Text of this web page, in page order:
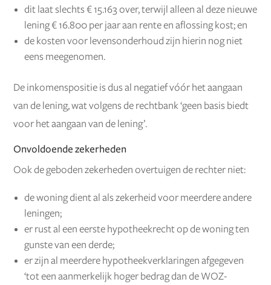
dit laat slechts € 15.163 over, terwijl alleen al deze nieuwe
lening € 16.800 per jaar aan rente en aflossing kost; en
de kosten voor levensonderhoud zijn hierin nog niet
eens meegenomen.
De inkomenspositie is dus al negatief vóór het aangaan
van de lening, wat volgens de rechtbank ‘geen basis biedt
voor het aangaan van de lening’.
Onvoldoende zekerheden
Ook de geboden zekerheden overtuigen de rechter niet:
de woning dient al als zekerheid voor meerdere andere
leningen;
er rust al een eerste hypotheekrecht op de woning ten
gunste van een derde;
er zijn al meerdere hypotheekverklaringen afgegeven
‘tot een aanmerkelijk hoger bedrag dan de WOZ-